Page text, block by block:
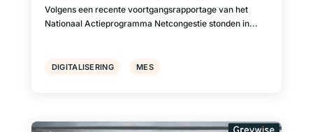
en productieplanning
DIGITALISERING MES
Volgens een recente voortgangsrapportage van het
Nationaal Actieprogramma Netcongestie stonden in...